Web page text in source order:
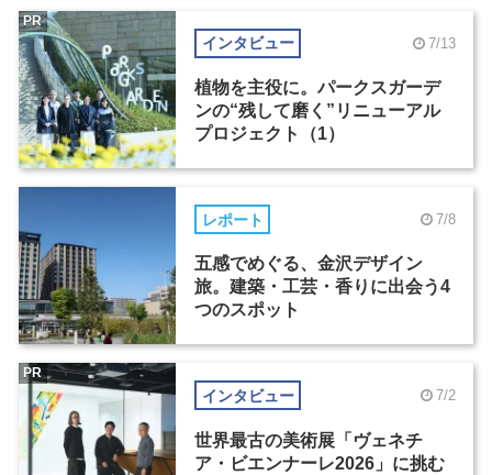
インタビュー 7/13
植物を主役に。パークスガーデ
ンの“残して磨く”リニューアル
プロジェクト（1）
PR
レポート 7/8
五感でめぐる、金沢デザイン
旅。建築・工芸・香りに出会う4
つのスポット
インタビュー 7/2
世界最古の美術展「ヴェネチ
ア・ビエンナーレ2026」に挑む
PR